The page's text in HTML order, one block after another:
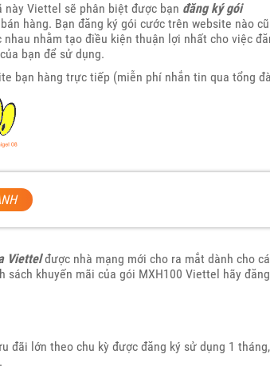
Viettel sẽ phân biệt được bạn đăng ký gói
hàng. Bạn đăng ký gói cước trên website nào
nhằm tạo điều kiện thuận lợi nhất cho việc
bạn để sử dụng.
bạn hàng trực tiếp (miễn phí nhắn tin qua tổng
Viettelđược nhà mạng mới cho ra mắt dành cho
sách khuyến mãi của gói MXH100 Viettel hãy đăng
đãi lớn theo chu kỳ được đăng ký sử dụng 1